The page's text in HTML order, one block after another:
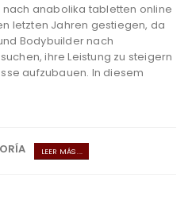
nach anabolika tabletten online
letzten Jahren gestiegen, da
Bodybuilder nach
ihre Leistung zu steigern
aufzubauen. In diesem
LEER MÁS ...